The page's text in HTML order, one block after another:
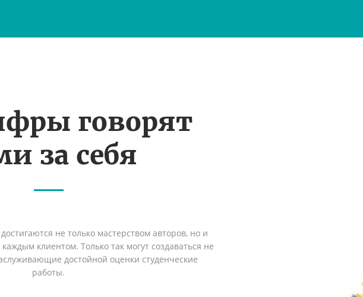
говорят
за себя
не только мастерством авторов, но и
клиентом. Только так могут создаваться не
достойной оценки студенческие
работы.